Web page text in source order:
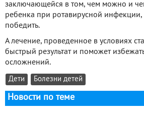
заключающейся в том, чем можно и
ребенка при ротавирусной инфекции,
победить.
А лечение, проведенное в условиях
быстрый результат и поможет
осложнений.
Дети Болезни детей
Новости по теме